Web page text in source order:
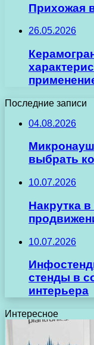
Прихожая
26.05.2026
Последние записи
04.08.2026
выбрать
10.07.2026
Накрутка
10.07.2026
стенды в
интерьера
Интересное